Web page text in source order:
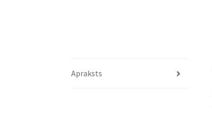
Apraksts